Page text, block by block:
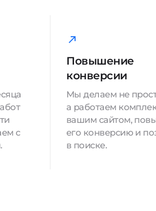
с
Повышение
конверсии
Мы делаем не
а работаем
вашим сайтом,
его конверсию и
в поиске.